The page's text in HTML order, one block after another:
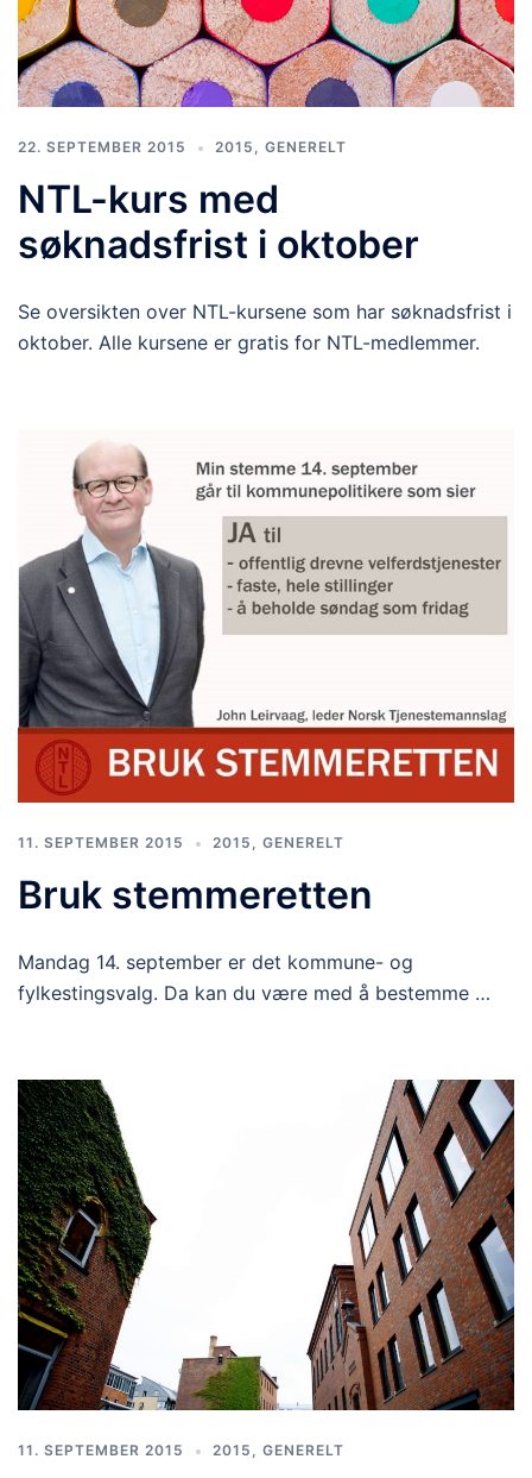
22. SEPTEMBER 2015 2015 , GENERELT
NTL-kurs med
søknadsfrist i oktober
Se oversikten over NTL-kursene som har søknadsfrist i
oktober. Alle kursene er gratis for NTL-medlemmer.
11. SEPTEMBER 2015 2015 GENERELT
Bruk stemmeretten
Mandag 14. september er det kommune- og
fylkestingsvalg. Da kan du være med å bestemme …
11. SEPTEMBER 2015 2015 , GENERELT